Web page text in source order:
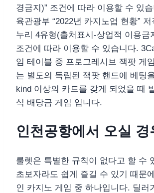
경금지)” 조건에 따라 이용할 수 있
육관광부 “2022년 카지노업 현황” 저
누리 4유형(출처표시-상업적 이용금
조건에 따라 이용할 수 있습니다.
임 테이블 중 프로그레시브 잭팟 게
는 별도의 독립된 잭팟 핸드에 베팅
kind 이상의 카드를 갖게 되었을 때
식 배당금 게임 입니다.
인천공항에서 오실 경
룰렛은 특별한 규칙이 없다고 할 수
초보자라도 쉽게 즐길 수 있기 때문
인 카지노 게임 중 하나입니다. 딜러